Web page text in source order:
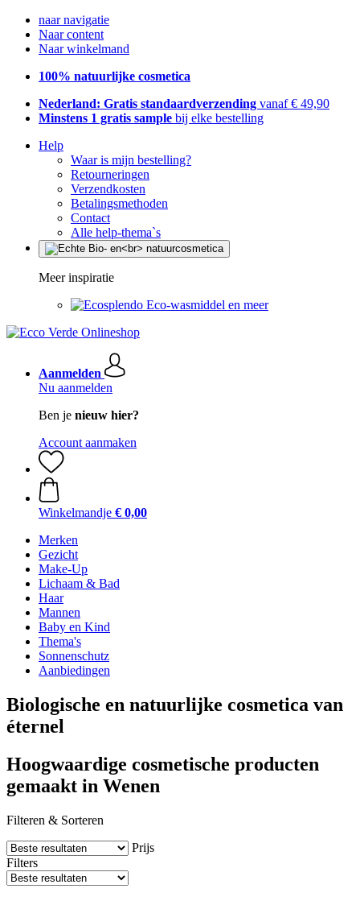
naar navigatie
Naar content
Naar winkelmand
100% natuurlijke cosmetica
Nederland: Gratis standaardverzending vanaf € 49,90
Minstens 1 gratis sample bij elke bestelling
Help
Waar is mijn bestelling?
Retourneringen
Verzendkosten
Betalingsmethoden
Contact
Alle help-thema`s
Meer inspiratie
Eco-wasmiddel en meer
Aanmelden
Nu aanmelden
Ben je nieuw hier?
Account aanmaken
Winkelmandje € 0,00
Merken
Gezicht
Make-Up
Lichaam & Bad
Haar
Mannen
Baby en Kind
Thema's
Sonnenschutz
Aanbiedingen
Biologische en natuurlijke cosmetica van
éternel
Hoogwaardige cosmetische producten
gemaakt in Wenen
Filteren & Sorteren
Prijs
Filters